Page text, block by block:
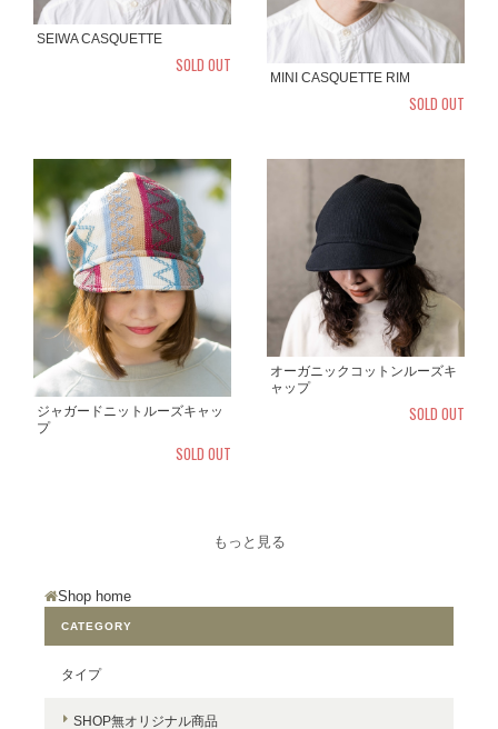
SEIWA CASQUETTE
SOLD OUT
MINI CASQUETTE RIM
SOLD OUT
ジャガードニットルーズキャッ
プ
SOLD OUT
オーガニックコットンルーズキ
ャップ
SOLD OUT
もっと見る
Shop home
CATEGORY
タイプ
SHOP無オリジナル商品